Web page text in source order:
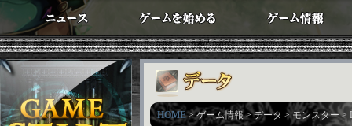
HOME> ゲーム情報 > データ > モンスター